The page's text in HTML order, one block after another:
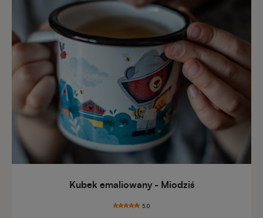
Kubek emaliowany - Miodziś
5.0